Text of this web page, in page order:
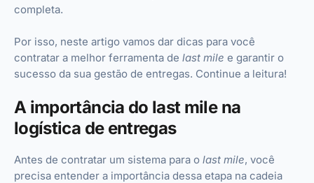
completa.
Por isso, neste artigo vamos dar dicas para você
contratar a melhor ferramenta de last mile e garantir o
sucesso da sua gestão de entregas. Continue a leitura!
A importância do last mile na
logística de entregas
Antes de contratar um sistema para o last mile, você
precisa entender a importância dessa etapa na cadeia